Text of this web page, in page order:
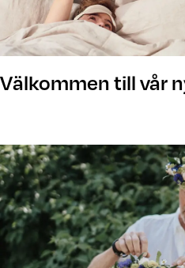
Välkommen till vår